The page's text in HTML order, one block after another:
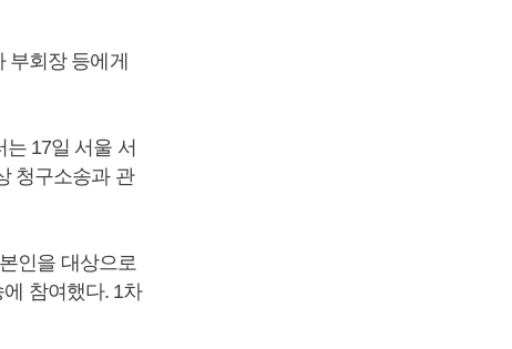
부회장 등에게
17일 서울 서
청구소송과 관
인을 대상으로
참여했다. 1차